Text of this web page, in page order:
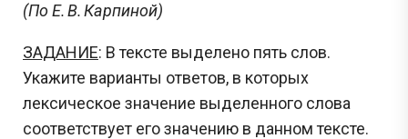
(По Е. В. Карпиной)
ЗАДАНИЕ: В тексте выделено пять слов.
Укажите варианты ответов, в которых
лексическое значение выделенного слова
соответствует его значению в данном тексте.